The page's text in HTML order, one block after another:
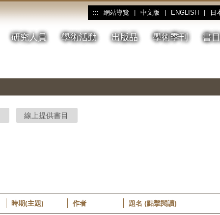
::: 網站導覽 中文版 ENGLISH 日
研究人員 學術活動 出版品 學術季刊 書
線上提供書目
時期(主題) 作者 題名 (點擊閱讀)